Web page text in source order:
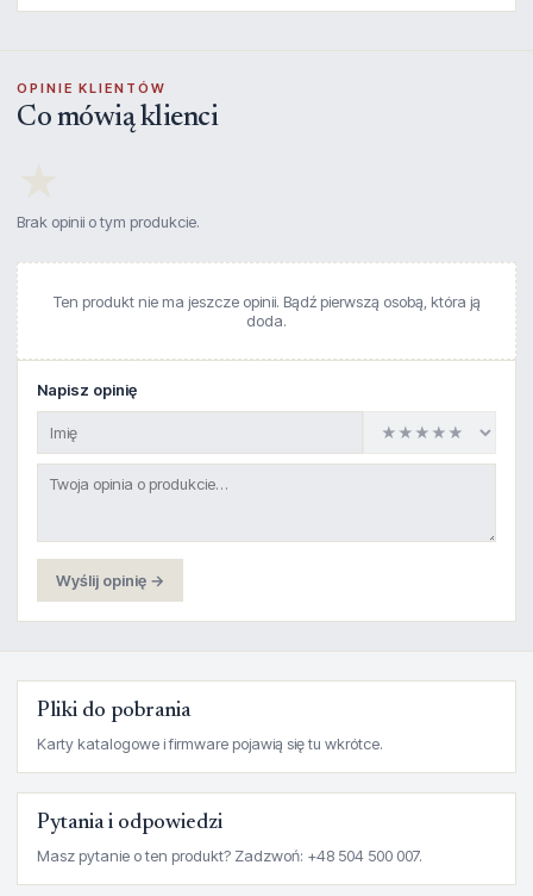
OPINIE KLIENTÓW
Co mówią klienci
Brak opinii o tym produkcie.
Ten produkt nie ma jeszcze opinii. Bądź pierwszą osobą, która ją
doda.
Napisz opinię
Wyślij opinię →
Pliki do pobrania
Karty katalogowe i firmware pojawią się tu wkrótce.
Pytania i odpowiedzi
Masz pytanie o ten produkt? Zadzwoń: +48 504 500 007.